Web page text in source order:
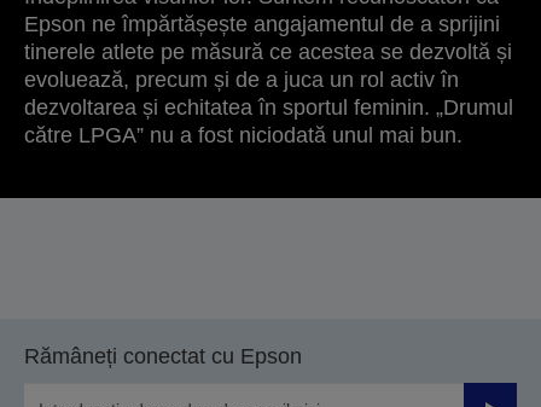
Epson ne împărtășește angajamentul de a sprijini
tinerele atlete pe măsură ce acestea se dezvoltă și
evoluează, precum și de a juca un rol activ în
dezvoltarea și echitatea în sportul feminin. „Drumul
către LPGA” nu a fost niciodată unul mai bun.
Rămâneți conectat cu Epson